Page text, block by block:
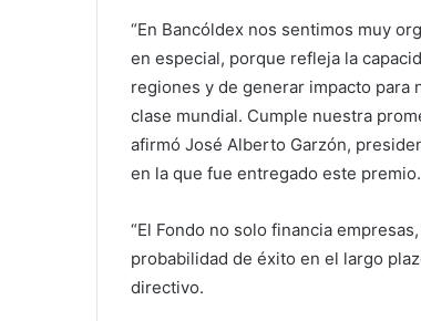
“En Bancóldex nos sentimos muy
en especial, porque refleja la
regiones y de generar impacto
clase mundial. Cumple nuestra
afirmó José Alberto Garzón,
en la que fue entregado este premio.
“El Fondo no solo financia
probabilidad de éxito en el largo
directivo.